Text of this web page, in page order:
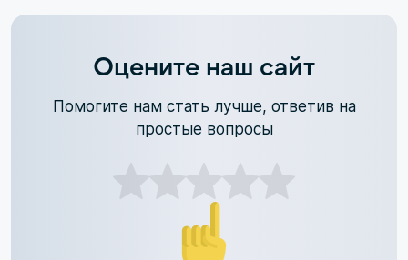
Оцените наш сайт
Помогите нам стать лучше, ответив на
простые вопросы